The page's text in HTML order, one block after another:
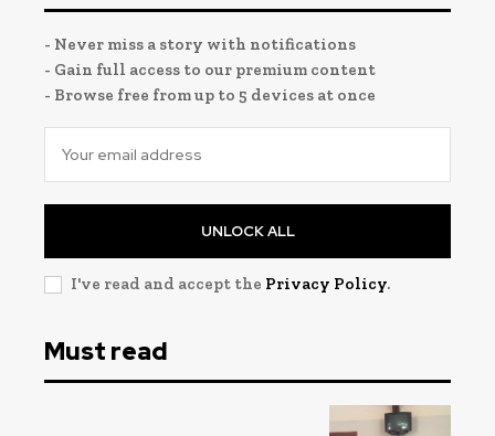
- Never miss a story with notifications
- Gain full access to our premium content
- Browse free from up to 5 devices at once
UNLOCK ALL
I've read and accept the Privacy Policy.
Must read